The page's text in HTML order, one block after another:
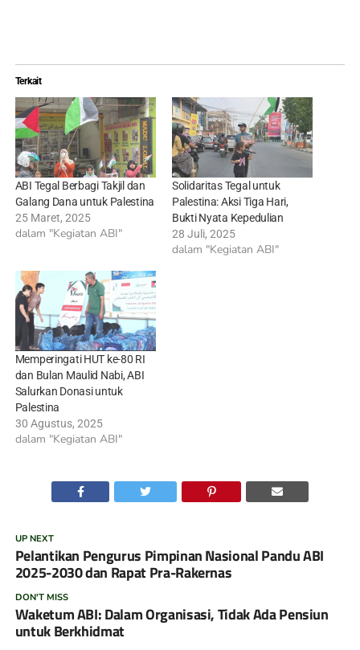
Terkait
ABI Tegal Berbagi Takjil dan
Galang Dana untuk Palestina
25 Maret, 2025
dalam "Kegiatan ABI"
Solidaritas Tegal untuk
Palestina: Aksi Tiga Hari,
Bukti Nyata Kepedulian
28 Juli, 2025
dalam "Kegiatan ABI"
Memperingati HUT ke-80 RI
dan Bulan Maulid Nabi, ABI
Salurkan Donasi untuk
Palestina
30 Agustus, 2025
dalam "Kegiatan ABI"
UP NEXT
Pelantikan Pengurus Pimpinan Nasional Pandu ABI
2025-2030 dan Rapat Pra-Rakernas
DON'T MISS
Waketum ABI: Dalam Organisasi, Tidak Ada Pensiun
untuk Berkhidmat